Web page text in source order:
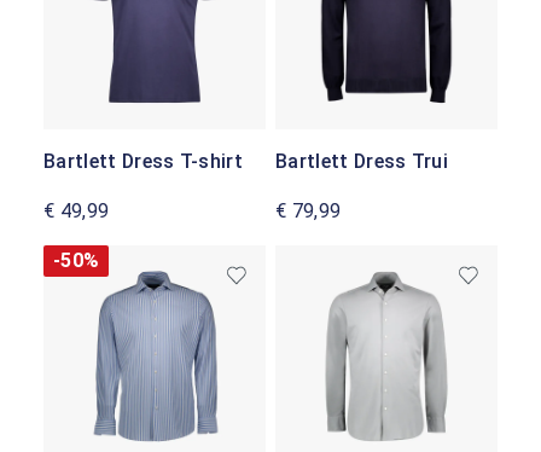
Bartlett Dress T-shirt
€ 49,99
Bartlett Dress Trui
€ 79,99
-50%